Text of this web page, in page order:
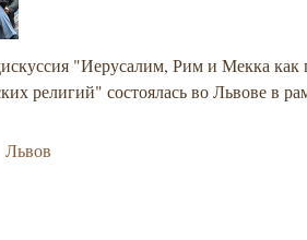
"Иерусалим, Рим и Мекка как
религий" состоялась во Львове в
Львов